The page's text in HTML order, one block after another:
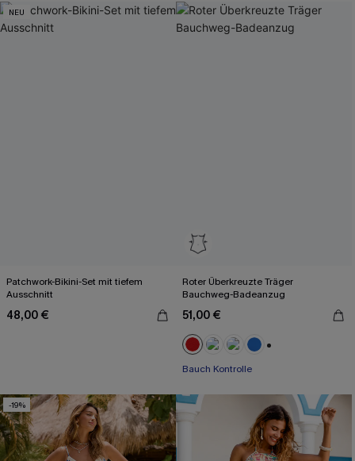
NEU
Patchwork-Bikini-Set mit tiefem
Ausschnitt
48,00 €
Roter Überkreuzte Träger
Bauchweg-Badeanzug
51,00 €
Bauch Kontrolle
-19%